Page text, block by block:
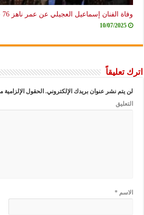
وفاة الفنان إسماعيل العجيلي عن عمر ناهز 76 عاماً
10/07/2025
اترك تعليقاً
لن يتم نشر عنوان بريدك الإلكتروني. الحقول الإلزامية
التعليق
الاسم*